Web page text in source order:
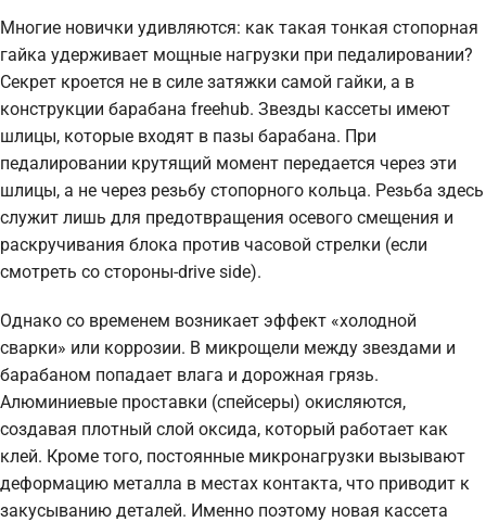
Многие новички удивляются: как такая тонкая стопорная
гайка удерживает мощные нагрузки при педалировании?
Секрет кроется не в силе затяжки самой гайки, а в
конструкции барабана freehub. Звезды кассеты имеют
шлицы, которые входят в пазы барабана. При
педалировании крутящий момент передается через эти
шлицы, а не через резьбу стопорного кольца. Резьба здесь
служит лишь для предотвращения осевого смещения и
раскручивания блока против часовой стрелки (если
смотреть со стороны-drive side).
Однако со временем возникает эффект «холодной
сварки» или коррозии. В микрощели между звездами и
барабаном попадает влага и дорожная грязь.
Алюминиевые проставки (спейсеры) окисляются,
создавая плотный слой оксида, который работает как
клей. Кроме того, постоянные микронагрузки вызывают
деформацию металла в местах контакта, что приводит к
закусыванию деталей. Именно поэтому новая кассета